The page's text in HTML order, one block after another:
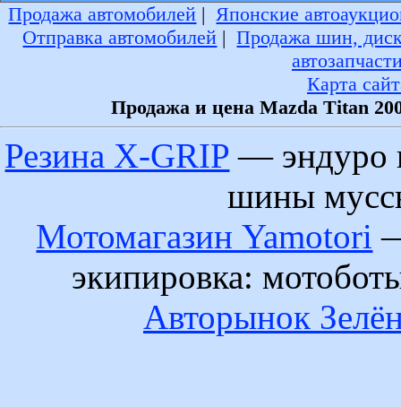
Продажа автомобилей | Японские
Отправка автомобилей |Продажа шин,
Карта
Продажа и цена Mazda Titan
Резина X-GRIP — эндуро
шины
Мотомагазин Yamotori
экипировка:
Авторынок